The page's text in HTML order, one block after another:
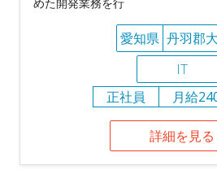
愛知県 丹羽郡
IT
正社員
月給
詳細を見る